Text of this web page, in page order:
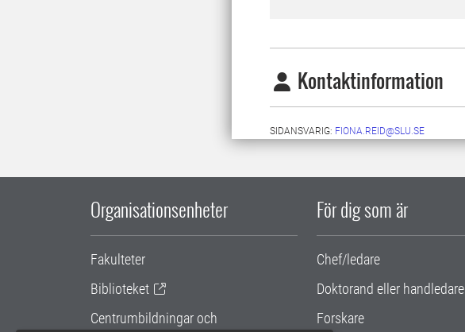
Kontaktinformation
SIDANSVARIG: FIONA.REID@SLU.SE
Organisationsenheter
Fakulteter
Biblioteket
Centrumbildningar och
För dig som är
Chef/ledare
Doktorand eller handledare
Forskare